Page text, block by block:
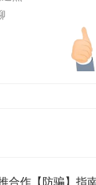
合作【防骗】指